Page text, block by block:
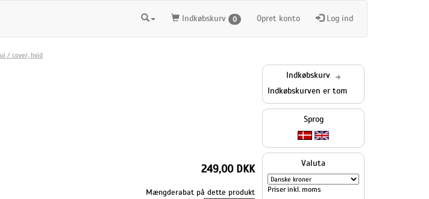
Indkøbskurv 0 Opret konto Log ind
/ cover, hvid
249,00 DKK
Mængderabat på dette produkt
Indkøbskurv
Indkøbskurven er tom
Sprog
Valuta
Priser inkl. moms